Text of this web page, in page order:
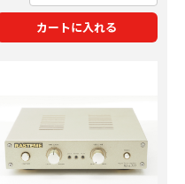
カートに入れる